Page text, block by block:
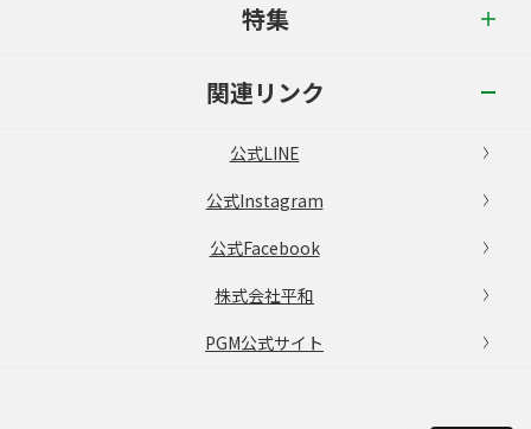
特集
関連リンク
公式LINE
公式Instagram
公式Facebook
株式会社平和
PGM公式サイト